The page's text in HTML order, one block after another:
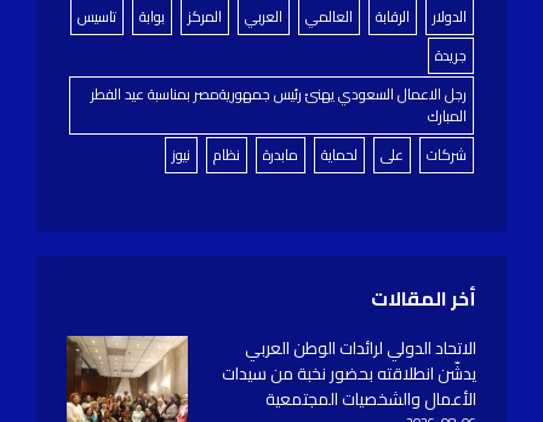
الدولار
الرقابة العالمي العربي المركز بوابة
تاسيس
جريدة
رجل الاعمال السعودي يهنئ رئيس جمهوريةمصر بمناسبة عيد الفطر
المبارك
شركات
على لحماية مابدرة نظام نيوز
أخر المقالات
الاتحاد الدولي لرائدات الوطن العربي
يدشّن انطلاقته بحضور نخبة من سيدات
الأعمال والشخصيات المجتمعية